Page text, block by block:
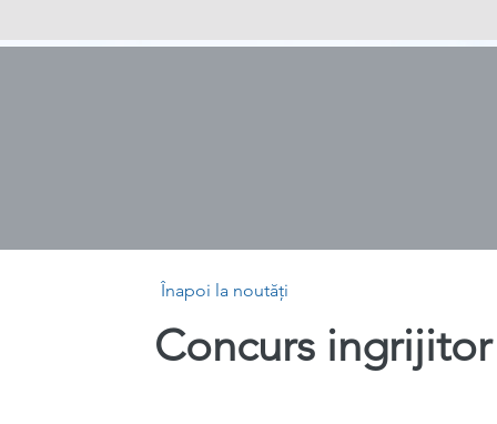
Înapoi la noutăți
Concurs